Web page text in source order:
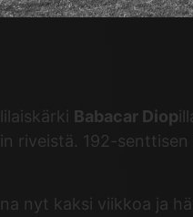
Babacar Diop
riveistä. 192-
nyt kaksi viikkoa ja